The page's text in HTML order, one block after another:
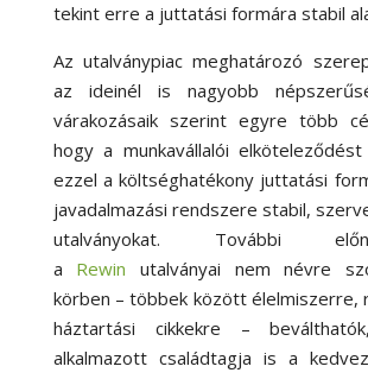
tekint erre a juttatási formára stabil
Az utalványpiac meghatározó
az ideinél is nagyobb
várakozásaik szerint egyre több
hogy a munkavállalói
ezzel a költséghatékony juttatási
javadalmazási rendszere stabil,
utalványokat. További
a
Rewin
utalványai nem névre
körben – többek között élelmiszerre,
háztartási cikkekre –
alkalmazott családtagja is a